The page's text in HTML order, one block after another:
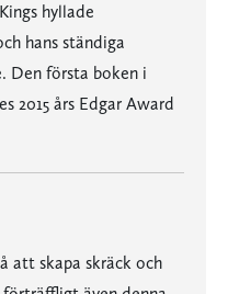
hyllade
hans ständiga
Den första boken i
2015 års Edgar Award
att skapa skräck och